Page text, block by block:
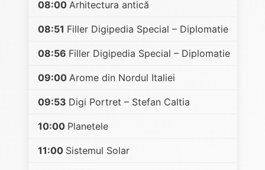
08:00 Arhitectura antică
08:51 Filler Digipedia Special – Diplomatie
08:56 Filler Digipedia Special – Diplomatie
09:00 Arome din Nordul Italiei
09:53 Digi Portret – Stefan Caltia
10:00 Planetele
11:00 Sistemul Solar